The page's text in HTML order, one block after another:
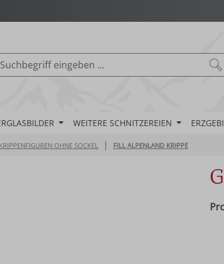
WEITERE SCHNITZEREIEN
KRIPPENFIGUREN OHNE SOCKEL | FILL ALPENLAND KRIPPE